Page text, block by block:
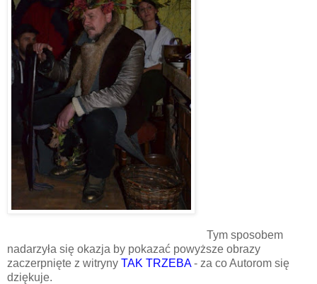
Tym sposobem
nadarzyła się okazja by pokazać powyższe obrazy
zaczerpnięte z witryny TAK TRZEBA- za co Autorom się
dziękuje.